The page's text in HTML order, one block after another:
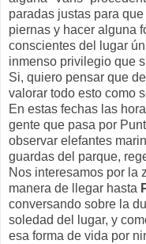
paradas justas para
piernas y hacer alguna
conscientes del lugar
inmenso privilegio que
Si, quiero pensar que
valorar todo esto como
En estas fechas las
gente que pasa por
observar elefantes
guardas del parque,
Nos interesamos por la
manera de llegar hasta
conversando sobre la
soledad del lugar, y
esa forma de vida por